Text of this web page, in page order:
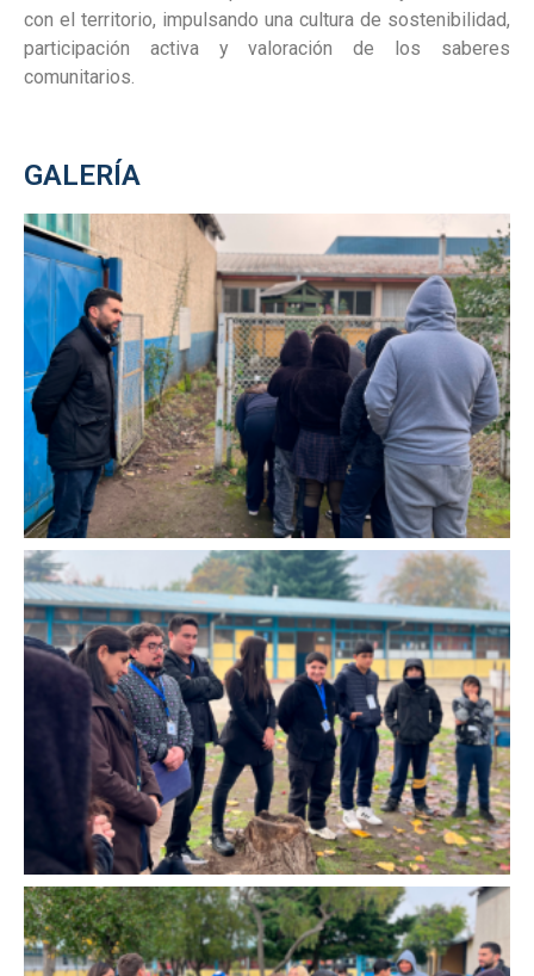
con el territorio, impulsando una cultura de sostenibilidad,
participación activa y valoración de los saberes
comunitarios.
GALERÍA